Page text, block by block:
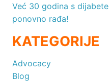
Već 30 godina s
ponovno rađa!
KATEGORIJE
Advocacy
Blog